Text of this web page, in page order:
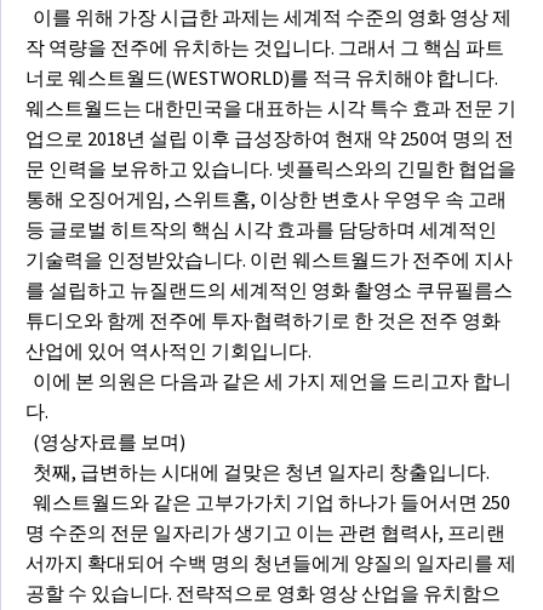
이를 위해 가장 시급한 과제는 세계적 수준의 영화 영상 제
작 역량을 전주에 유치하는 것입니다. 그래서 그 핵심 파트
너로 웨스트월드(WESTWORLD)를 적극 유치해야 합니다.
웨스트월드는 대한민국을 대표하는 시각 특수 효과 전문 기
업으로 2018년 설립 이후 급성장하여 현재 약 250여 명의 전
문 인력을 보유하고 있습니다. 넷플릭스와의 긴밀한 협업을
통해 오징어게임, 스위트홈, 이상한 변호사 우영우 속 고래
등 글로벌 히트작의 핵심 시각 효과를 담당하며 세계적인
기술력을 인정받았습니다. 이런 웨스트월드가 전주에 지사
를 설립하고 뉴질랜드의 세계적인 영화 촬영소 쿠뮤필름스
튜디오와 함께 전주에 투자·협력하기로 한 것은 전주 영화
산업에 있어 역사적인 기회입니다.
이에 본 의원은 다음과 같은 세 가지 제언을 드리고자 합니
다.
(영상자료를 보며)
첫째, 급변하는 시대에 걸맞은 청년 일자리 창출입니다.
웨스트월드와 같은 고부가가치 기업 하나가 들어서면 250
명 수준의 전문 일자리가 생기고 이는 관련 협력사, 프리랜
서까지 확대되어 수백 명의 청년들에게 양질의 일자리를 제
공할 수 있습니다. 전략적으로 영화 영상 산업을 유치함으